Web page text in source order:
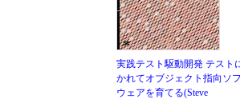
実践テスト駆動開発 テスト
かれてオブジェクト指向ソ
ウェアを育てる(Steve